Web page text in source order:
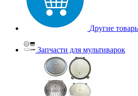
Другие
Запчасти для мультиварок